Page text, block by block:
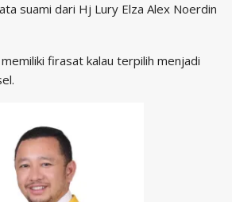
suami dari Hj Lury Elza Alex Noerdin
firasat kalau terpilih menjadi